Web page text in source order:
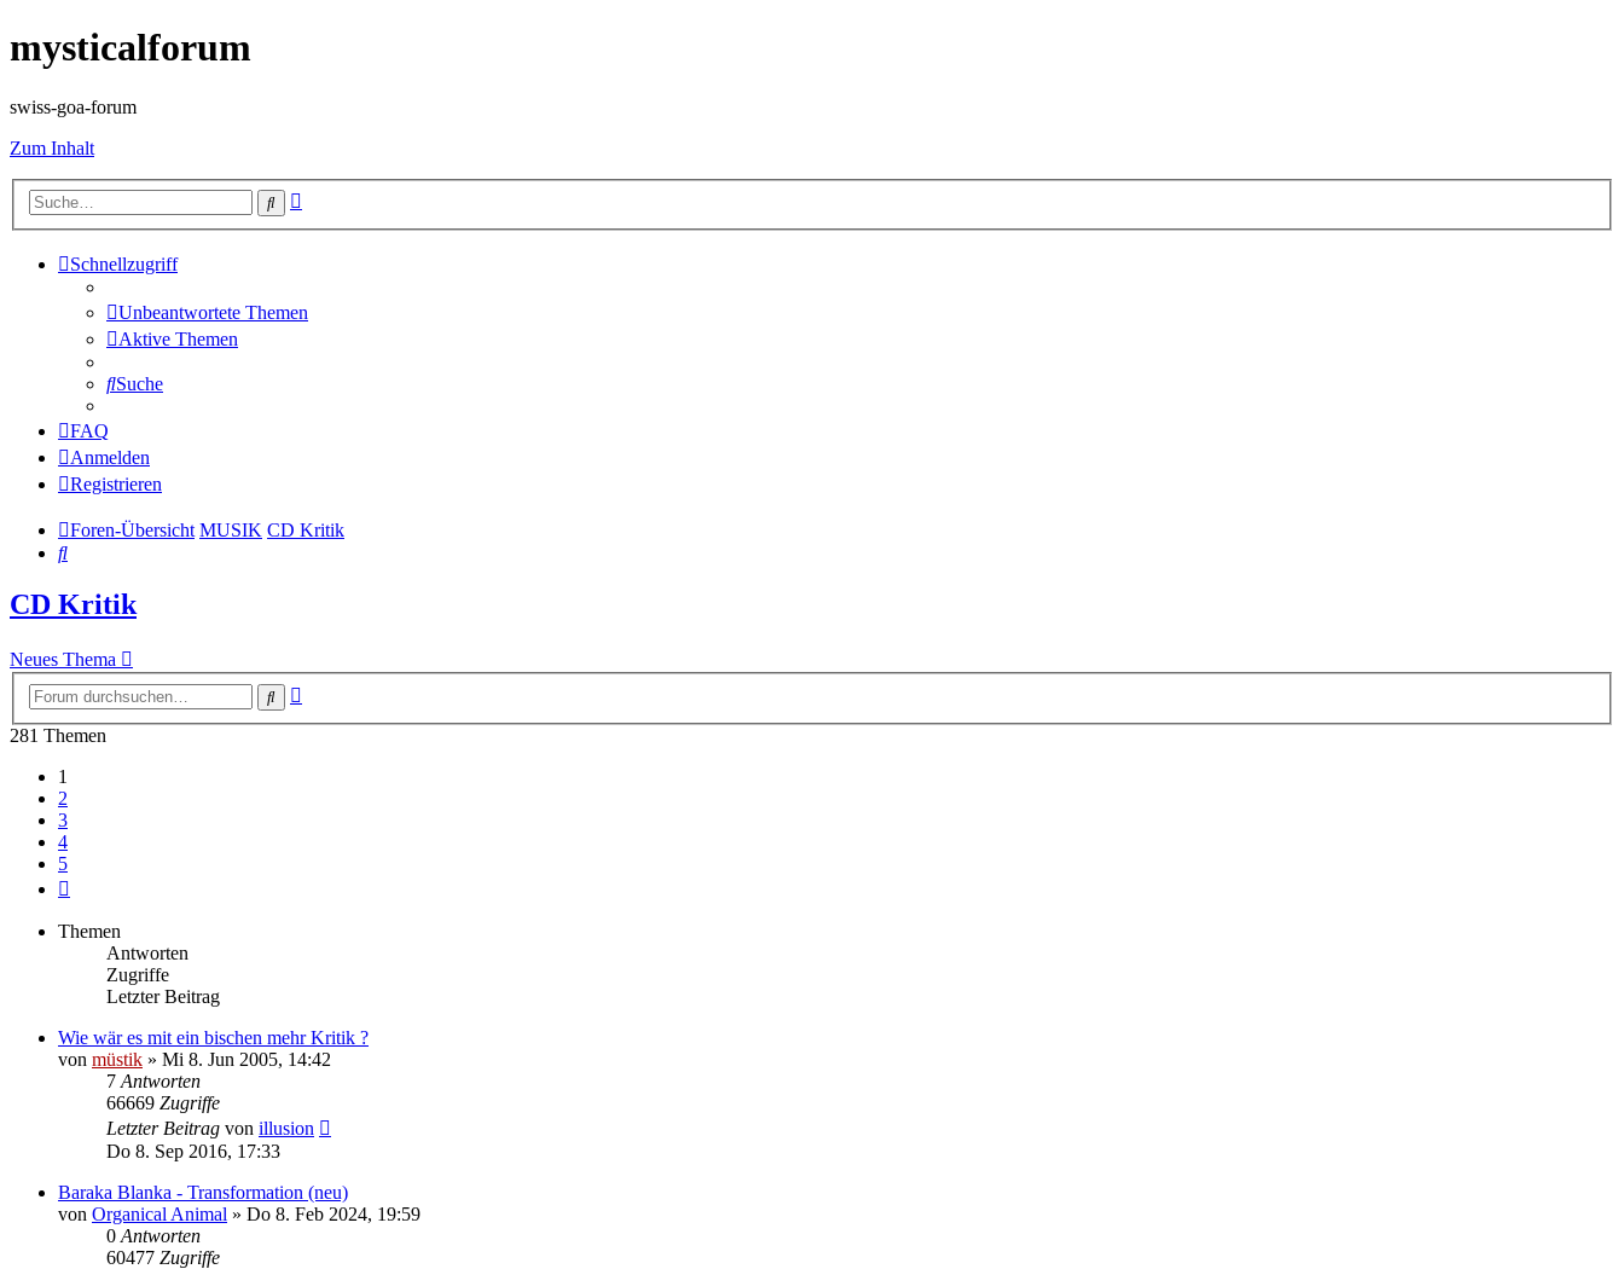
mysticalforum
swiss-goa-forum
Zum Inhalt
Suche
Schnellzugriff
Unbeantwortete Themen
Aktive Themen
Suche
FAQ
Anmelden
Registrieren
Foren-Übersicht MUSIK CD Kritik
Suche
CD Kritik
Neues Thema
Suche
281 Themen
1
2
3
4
5
Themen
Antworten
Zugriffe
Letzter Beitrag
Wie wär es mit ein bischen mehr Kritik ?
von müstik » Mi 8. Jun 2005, 14:42
7 Antworten
66669 Zugriffe
Letzter Beitrag von illusion
Do 8. Sep 2016, 17:33
Baraka Blanka - Transformation (neu)
von Organical Animal » Do 8. Feb 2024, 19:59
0 Antworten
60477 Zugriffe